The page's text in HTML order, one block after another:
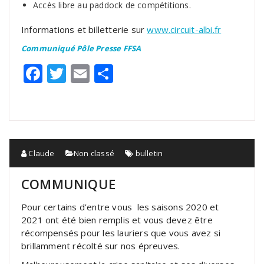
Accès libre au paddock de compétitions.
Informations et billetterie surwww.circuit-albi.fr
Communiqué Pôle Presse FFSA
Facebook
Twitter
Email
Claude Non classé bulletin
COMMUNIQUE
Pour certains d’entre vous les saisons 2020 et
2021 ont été bien remplis et vous devez être
récompensés pour les lauriers que vous avez si
brillamment récolté sur nos épreuves.